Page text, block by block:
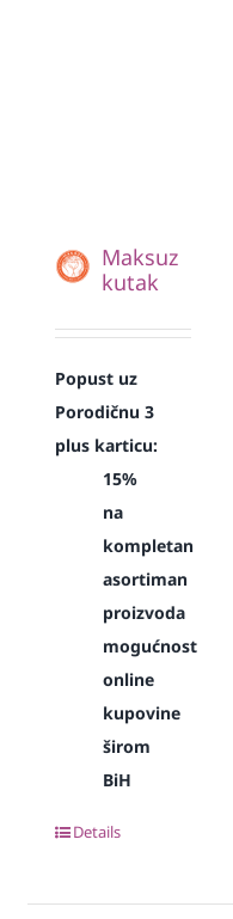
Maksuz
kutak
Popust uz
Porodičnu 3
plus karticu:
15%
na
kompletan
asortiman
proizvoda
mogućnost
online
kupovine
širom
BiH
Details